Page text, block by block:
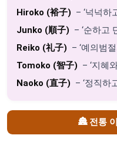
Hiroko (裕子) – ‘넉넉하
Junko (順子) – ‘순하고
Reiko (礼子) – ‘예의범절
Tomoko (智子) – ‘지혜
Naoko (直子) – ‘정직하
🏯 전통